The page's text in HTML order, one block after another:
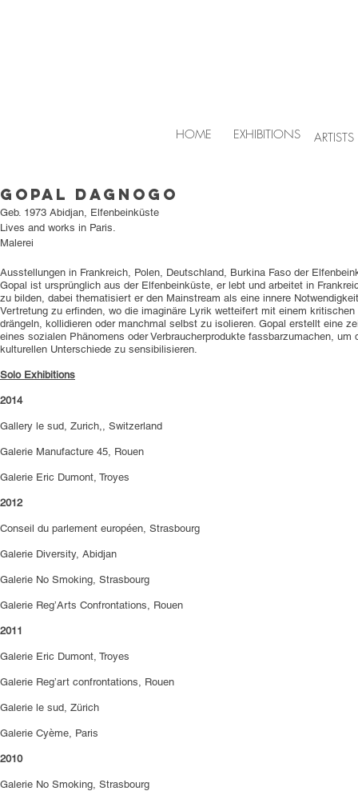
HOME EXHIBITIONS ARTISTS
Gopal Dagnogo
Geb. 1973 Abidjan, Elfenbeinküste
Lives and works in Paris.
Malerei
Ausstellungen in Frankreich, Polen, Deutschland, Burkina Faso der
Gopal ist ursprünglich aus der Elfenbeinküste, er lebt und arbeitet in
zu bilden, dabei thematisiert er den Mainstream als eine innere
Vertretung zu erfinden, wo die imaginäre Lyrik wetteifert mit einem
drängeln, kollidieren oder manchmal selbst zu isolieren. Gopal erstellt eine
eines sozialen Phänomens oder Verbraucherprodukte fassbarzumachen,
kulturellen Unterschiede zu sensibilisieren.
Solo Exhibitions
2014
Gallery le sud, Zurich,, Switzerland
Galerie Manufacture 45, Rouen
Galerie Eric Dumont, Troyes
2012
Conseil du parlement européen, Strasbourg
Galerie Diversity, Abidjan
Galerie No Smoking, Strasbourg
Galerie Reg’Arts Confrontations, Rouen
2011
Galerie Eric Dumont, Troyes
Galerie Reg’art confrontations, Rouen
Galerie le sud, Zürich
Galerie Cyème, Paris
2010
Galerie No Smoking, Strasbourg